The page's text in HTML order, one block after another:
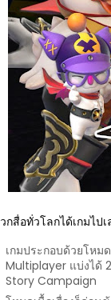
กสื่อทั่วโลกได้เกมไป
เกมประกอบด้วยโห
Multiplayer แบ่งได้
Story Campaign